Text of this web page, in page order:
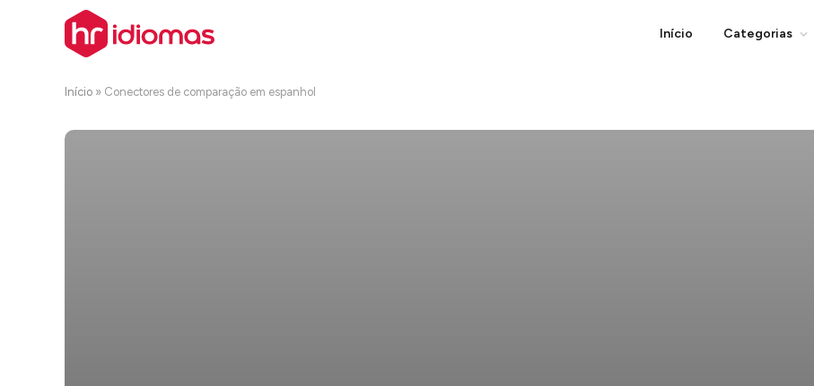
Início Categorias
Início » Conectores de comparação em espanhol